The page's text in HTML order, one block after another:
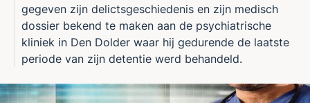
gegeven zijn delictsgeschiedenis en zijn medisch
dossier bekend te maken aan de psychiatrische
kliniek in Den Dolder waar hij gedurende de laatste
periode van zijn detentie werd behandeld.